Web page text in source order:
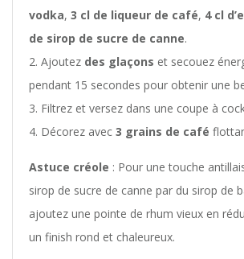
vodka, 3 cl de liqueur de café, 4 cl
de sirop de sucre de canne.
Ajoutez des glaçons et secouez
pendant 15 secondes pour obtenir une
Filtrez et versez dans une coupe à
Décorez avec 3 grains de café
Astuce créole : Pour une touche
sirop de sucre de canne par du sirop de
ajoutez une pointe de rhum vieux en
un finish rond et chaleureux.